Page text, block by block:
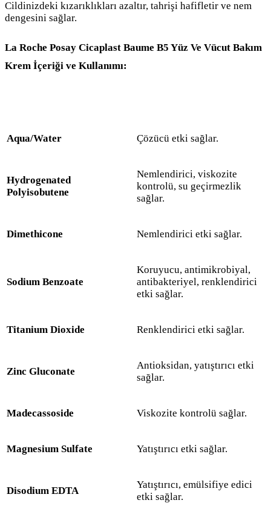
Cildinizdeki kızarıklıkları azaltır, tahrişi hafifletir ve nem
dengesini sağlar.
La Roche Posay Cicaplast Baume B5 Yüz Ve Vücut Bakım
Krem İçeriği ve Kullanımı:
Aqua/​Water Çözücü etki sağlar.
Hydrogenated
Polyisobutene
Nemlendirici, viskozite
kontrolü, su geçirmezlik
sağlar.
Dimethicone Nemlendirici etki sağlar.
Sodium Benzoate
Koruyucu, antimikrobiyal,
antibakteriyel, renklendirici
etki sağlar.
Titanium Dioxide Renklendirici etki sağlar.
Zinc Gluconate
Antioksidan, yatıştırıcı etki
sağlar.
Madecassoside Viskozite kontrolü sağlar.
Magnesium Sulfate Yatıştırıcı etki sağlar.
Disodium EDTA
Yatıştırıcı, emülsifiye edici
etki sağlar.